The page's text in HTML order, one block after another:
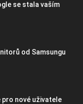
se stala vaším
od Samsungu
pro nové uživatele